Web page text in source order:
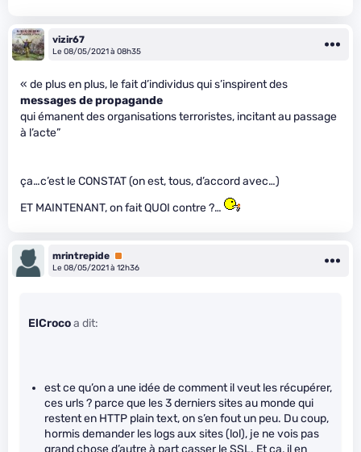
vizir67
Le 08/05/2021 à 08h35
« de plus en plus, le fait d’individus qui s’inspirent des
messages de propagande
qui émanent des organisations terroristes, incitant au passage
à l’acte”
ça…c’est le CONSTAT (on est, tous, d’accord avec…)
ET MAINTENANT, on fait QUOI contre ?…
mrintrepide Premium
Le 08/05/2021 à 12h36
ElCrocoa dit:
est ce qu’on a une idée de comment il veut les récupérer,
ces urls ? parce que les 3 derniers sites au monde qui
restent en HTTP plain text, on s’en fout un peu. Du coup,
hormis demander les logs aux sites (lol), je ne vois pas